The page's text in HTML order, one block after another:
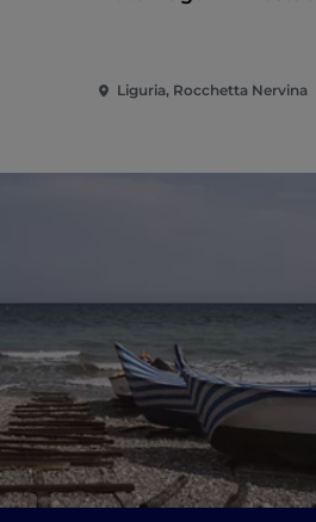
Liguria, Rocchetta Nervina